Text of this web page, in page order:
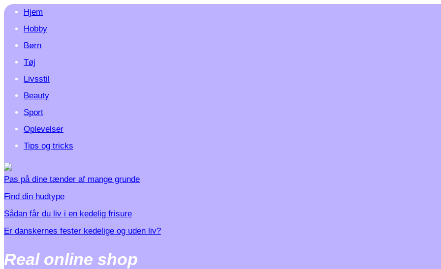
Hjem
Hobby
Børn
Tøj
Livsstil
Beauty
Sport
Oplevelser
Tips og tricks
Pas på dine tænder af mange grunde
Find din hudtype
Sådan får du liv i en kedelig frisure
Er danskernes fester kedelige og uden liv?
Real online shop